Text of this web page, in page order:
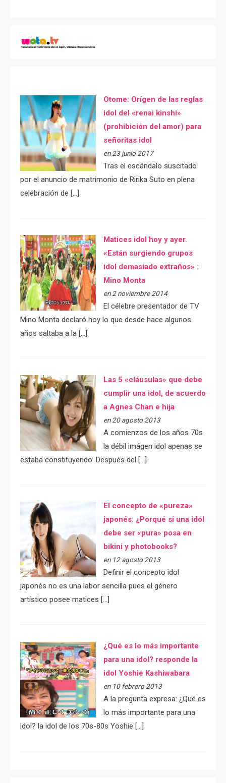
Otome: Orígen de las reglas
idol del «renai kinshi»
(prohibición del amor) para
señoritas idol
en 23 junio 2017
Tras el escándalo suscitado
por el anuncio de matrimonio de Ririka Suto en plena
celebración de […]
Matices idol hoy y ayer.
«Están surgiendo grupos
idol demasiado extraños» :
Mino Monta
en 2 noviembre 2014
El célebre presentador de TV
Mino Monta declaró hoy lo que desde hace algunos
años saltaba a la […]
Las 5 «cláusulas» que debe
cumplir una idol, de acuerdo
a Agnes Chan e hija
en 20 agosto 2013
A comienzos de los años 70s
la débil imágen idol apenas se
estaba constituyendo. Después del […]
El concepto de «pureza»
japonés: ¿Porqué si una idol
debe ser «pura» posa en
bikini y photobooks?
en 12 agosto 2013
Definir el concepto idol
japonés no es una labor sencilla pues el género
artístico posee matices […]
¿Qué es lo más importante
para una idol? responde la
idol Yoshie Kashiwabara
en 10 febrero 2013
A la pregunta expresa: ¿Qué es
lo más importante para una
idol? la idol de los 70s-80s Yoshie […]